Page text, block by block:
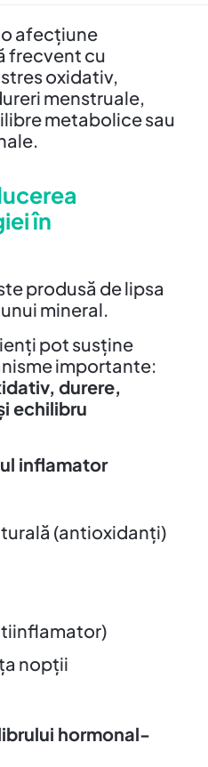
afecțiune
frecvent cu
oxidativ,
menstruale,
metabolice sau
în
produsă de lipsa
mineral.
pot susține
importante:
durere,
echilibru
inflamator
(antioxidanți)
nopții
hormonal-